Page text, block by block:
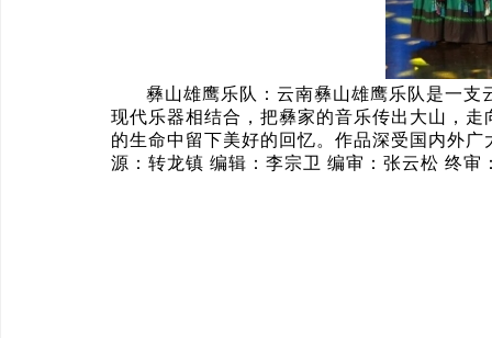
彝山雄鹰乐队：云南彝山雄鹰乐队是一
现代乐器相结合，把彝家的音乐传出大山，
的生命中留下美好的回忆。作品深受国内外
源：转龙镇 编辑：李宗卫 编审：张云松 终审